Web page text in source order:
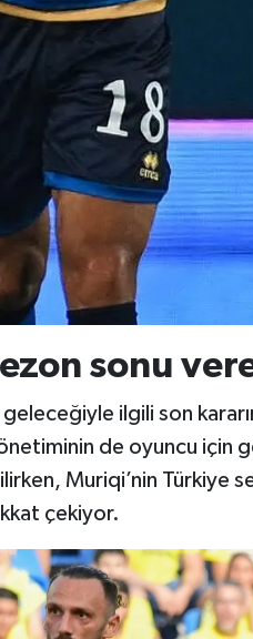
sonu
ilgili son
de oyuncu için
Muriqi’nin Türkiye
çekiyor.